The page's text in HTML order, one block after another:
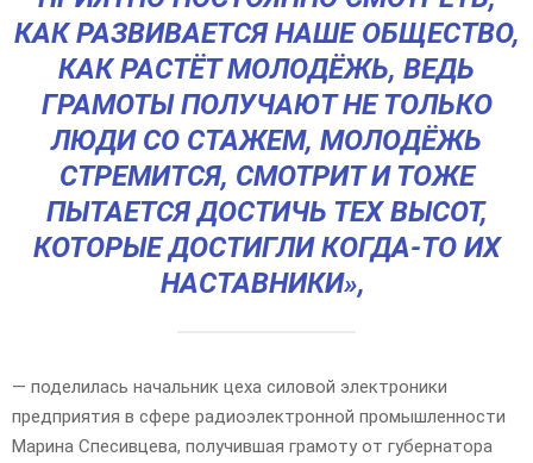
КАК РАЗВИВАЕТСЯ НАШЕ ОБЩЕСТВО,
КАК РАСТЁТ МОЛОДЁЖЬ, ВЕДЬ
ГРАМОТЫ ПОЛУЧАЮТ НЕ ТОЛЬКО
ЛЮДИ СО СТАЖЕМ, МОЛОДЁЖЬ
СТРЕМИТСЯ, СМОТРИТ И ТОЖЕ
ПЫТАЕТСЯ ДОСТИЧЬ ТЕХ ВЫСОТ,
КОТОРЫЕ ДОСТИГЛИ КОГДА-ТО ИХ
НАСТАВНИКИ»,
— поделилась начальник цеха силовой электроники
предприятия в сфере радиоэлектронной промышленности
Марина Спесивцева, получившая грамоту от губернатора